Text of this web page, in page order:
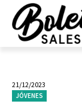
21/12/2023
JÓVENES